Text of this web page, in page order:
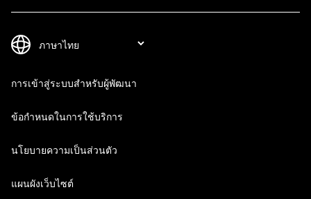
การเข้าสู่ระบบสำหรับผู้พัฒนา
ข้อกำหนดในการใช้บริการ
นโยบายความเป็นส่วนตัว
แผนผังเว็บไซต์